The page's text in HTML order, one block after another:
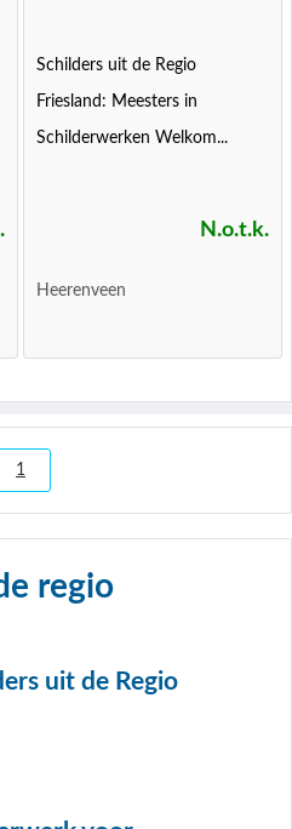
Schilders uit de Regio
Friesland: Meesters in
Schilderwerken Welkom...
N.o.t.k.
Heerenveen
1
regio
uit de Regio